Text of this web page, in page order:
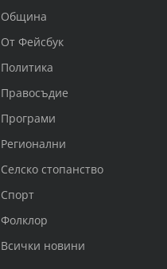
Община
От Фейсбук
Политика
Правосъдие
Програми
Регионални
Селско стопанство
Спорт
Фолклор
Всички новини